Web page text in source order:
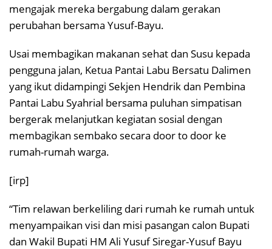
mengajak mereka bergabung dalam gerakan
perubahan bersama Yusuf-Bayu.
Usai membagikan makanan sehat dan Susu kepada
pengguna jalan, Ketua Pantai Labu Bersatu Dalimen
yang ikut didampingi Sekjen Hendrik dan Pembina
Pantai Labu Syahrial bersama puluhan simpatisan
bergerak melanjutkan kegiatan sosial dengan
membagikan sembako secara door to door ke
rumah-rumah warga.
[irp]
“Tim relawan berkeliling dari rumah ke rumah untuk
menyampaikan visi dan misi pasangan calon Bupati
dan Wakil Bupati HM Ali Yusuf Siregar-Yusuf Bayu